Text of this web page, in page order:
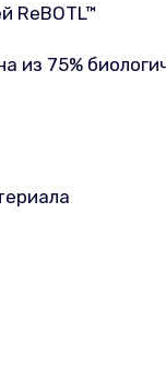
ReBOTL™
из 75%